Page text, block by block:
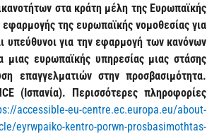
στα κράτη μέλη της Ευρωπαϊκής
της ευρωπαϊκής νομοθεσίας για
υπεύθυνοι για την εφαρμογή των κανόνων
ευρωπαϊκής υπηρεσίας μιας στάσης
επαγγελματιών στην προσβασιμότητα.
(Ισπανία). Περισσότερες πληροφορίες
accessible-eu-centre.ec.europa.eu/about-
eyrwpaiko-kentro-porwn-prosbasimothtas-